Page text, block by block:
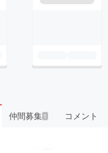
仲間募集 1 コメント